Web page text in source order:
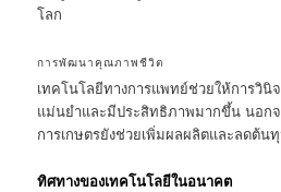
โลก
การพัฒนาคุณภาพชีวิต
เทคโนโลยีทางการแพทย์ช่วยให้การวิ
แม่นยำและมีประสิทธิภาพมากขึ้น นอก
การเกษตรยังช่วยเพิ่มผลผลิตและลดต้น
ทิศทางของเทคโนโลยีในอนาคต